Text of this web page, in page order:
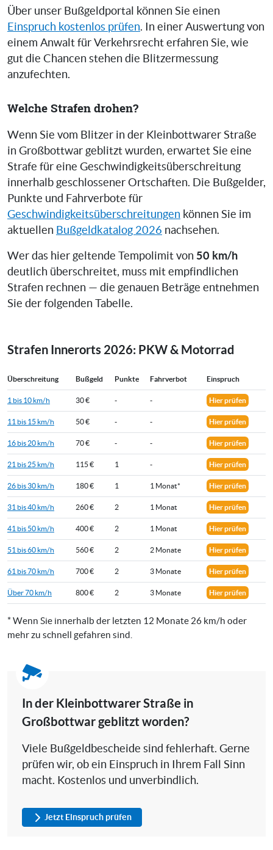
Über unser Bußgeldportal können Sie einen
Einspruch kostenlos prüfen. In einer Auswertung von
einem Anwalt für Verkehrsrecht erfahren Sie, wie
gut die Chancen stehen die Blitzermessung
anzufechten.
Welche Strafen drohen?
Wenn Sie vom Blitzer in der Kleinbottwarer Straße
in Großbottwar geblitzt wurden, erwartet Sie eine
Strafe für eine Geschwindigkeitsüberschreitung
innerhalb geschlossener Ortschaften. Die Bußgelder,
Punkte und Fahrverbote für
Geschwindigkeitsüberschreitungen können Sie im
aktuellen Bußgeldkatalog 2026 nachsehen.
Wer das hier geltende Tempolimit von 50 km/h
deutlich überschreitet, muss mit empfindlichen
Strafen rechnen — die genauen Beträge entnehmen
Sie der folgenden Tabelle.
Strafen Innerorts 2026: PKW & Motorrad
Überschreitung Bußgeld Punkte Fahrverbot Einspruch
1 bis 10 km/h 30 € - - Hier prüfen
11 bis 15 km/h 50 € - - Hier prüfen
16 bis 20 km/h 70 € - - Hier prüfen
21 bis 25 km/h 115 € 1 - Hier prüfen
26 bis 30 km/h 180 € 1 1 Monat* Hier prüfen
31 bis 40 km/h 260 € 2 1 Monat Hier prüfen
41 bis 50 km/h 400 € 2 1 Monat Hier prüfen
51 bis 60 km/h 560 € 2 2 Monate Hier prüfen
61 bis 70 km/h 700 € 2 3 Monate Hier prüfen
Über 70 km/h 800 € 2 3 Monate Hier prüfen
* Wenn Sie innerhalb der letzten 12 Monate 26 km/h oder
mehr zu schnell gefahren sind.
In der Kleinbottwarer Straße in
Großbottwar geblitzt worden?
Viele Bußgeldbescheide sind fehlerhaft. Gerne
prüfen wir, ob ein Einspruch in Ihrem Fall Sinn
macht. Kostenlos und unverbindlich.
Jetzt Einspruch prüfen